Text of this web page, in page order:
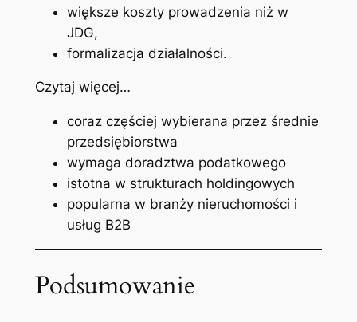
większe koszty prowadzenia niż w
JDG,
formalizacja działalności.
Czytaj więcej…
coraz częściej wybierana przez średnie
przedsiębiorstwa
wymaga doradztwa podatkowego
istotna w strukturach holdingowych
popularna w branży nieruchomości i
usług B2B
Podsumowanie